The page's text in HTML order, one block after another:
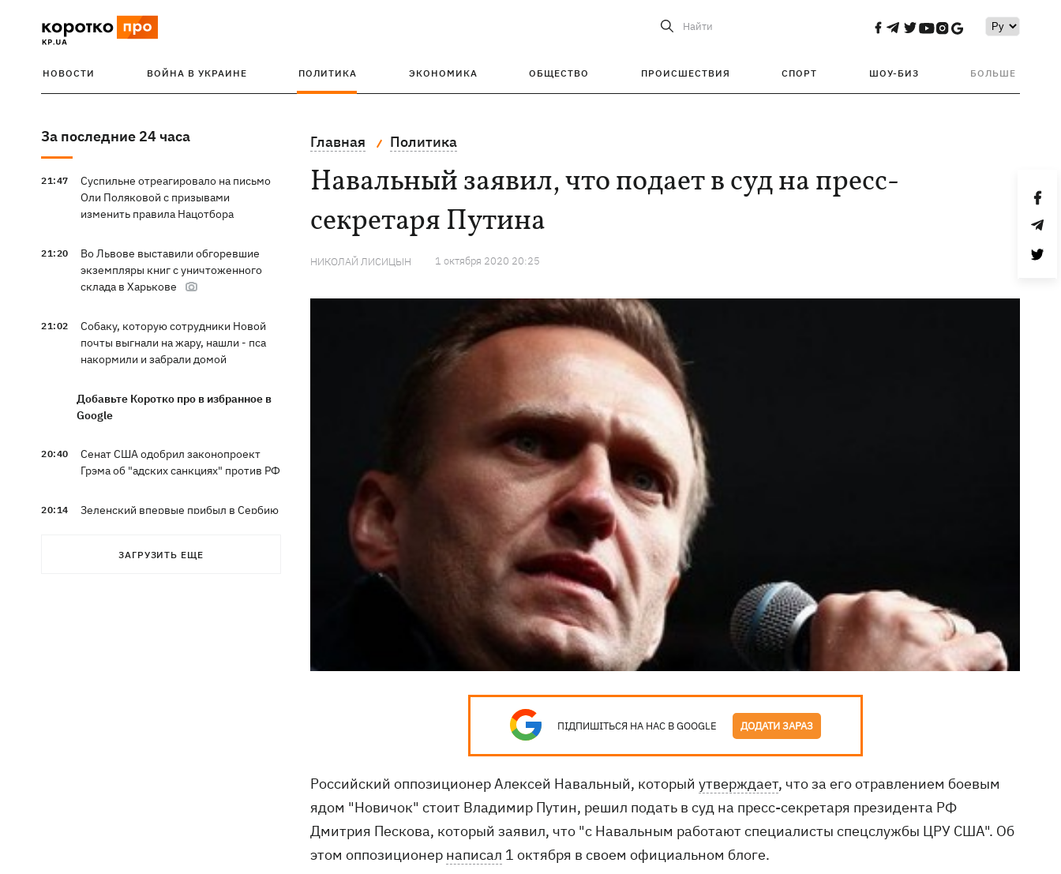
Найти
НОВОСТИ ВОЙНА В УКРАИНЕ ПОЛИТИКА ЭКОНОМИКА ОБЩЕСТВО ПРОИСШЕСТВИЯ СПОРТ ШОУ-БИЗ БОЛЬШЕ
За последние 24 часа
21:47
Суспильне отреагировало на письмо
Оли Поляковой с призывами
изменить правила Нацотбора
21:20
Во Львове выставили обгоревшие
экземпляры книг с уничтоженного
склада в Харькове
21:02
Собаку, которую сотрудники Новой
почты выгнали на жару, нашли - пса
накормили и забрали домой
Добавьте Коротко про в избранное в
Google
20:40
Сенат США одобрил законопроект
Грэма об "адских санкциях" против РФ
20:14
Зеленский впервые прибыл в Сербию
ЗАГРУЗИТЬ ЕЩЕ
Главная Политика
Навальный заявил, что подает в суд на пресс-
секретаря Путина
НИКОЛАЙ ЛИСИЦЫН 1 октября 2020 20:25
ПІДПИШІТЬСЯ НА НАС В GOOGLE ДОДАТИ ЗАРАЗ
Российский оппозиционер Алексей Навальный, который утверждает, что за его отравлением боевым
ядом "Новичок" стоит Владимир Путин, решил подать в суд на пресс-секретаря президента РФ
Дмитрия Пескова, который заявил, что "с Навальным работают специалисты спецслужбы ЦРУ США". Об
этом оппозиционер написал 1 октября в своем официальном блоге.